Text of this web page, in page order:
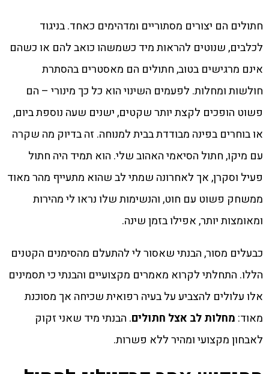
חתולים הם יצורים מסתוריים ומדהימים כאחד. בניגוד
לכלבים, שנוטים להראות מיד כשמשהו כואב להם או כשהם
אינם מרגישים בטוב, חתולים הם מאסטרים בהסתרת
חולשות ומחלות. לפעמים השינוי הוא כל כך מינורי – הם
פשוט הופכים לקצת יותר שקטים, ישנים שעה נוספת ביום,
או בוחרים בפינה מבודדת בבית למנוחה. זה בדיוק מה שקרה
עם מיקו, חתול הסיאמי האהוב שלי. הוא תמיד היה חתול
פעיל וסקרן, אך לאחרונה שמתי לב שהוא מתעייף מהר מאוד
ממשחק פשוט עם חוט, והנשימות שלו נראו לי מהירות
ומאומצות יותר, אפילו בזמן שינה.
כבעלים מסור, הבנתי שאסור לי להתעלם מהסימנים הקטנים
הללו. התחלתי לקרוא מאמרים מקצועיים והבנתי כי תסמינים
אלו עלולים להצביע על בעיה רפואית שכיחה אך מסוכנת
מאוד: מחלות לב אצל חתולים. הבנתי מיד שאני זקוק
לאבחון מקצועי ומהיר ללא פשרות.